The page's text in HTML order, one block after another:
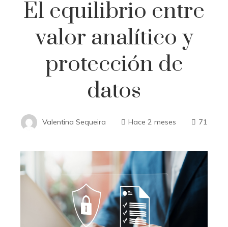
El equilibrio entre
valor analítico y
protección de
datos
Valentina Sequeira Hace 2 meses 71